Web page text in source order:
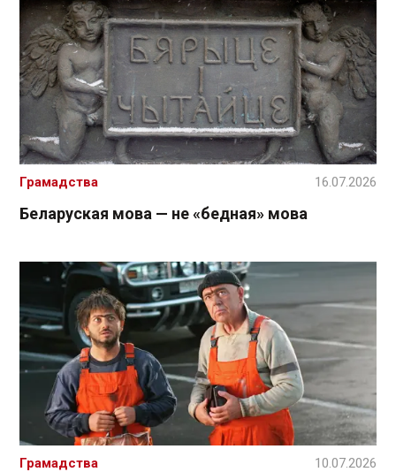
Беларуская мова — не «бедная» мова
Грамадства 16.07.2026
Грамадства 10.07.2026